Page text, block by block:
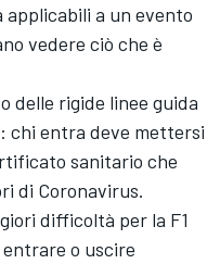
a un evento
vedere ciò che è
delle rigide linee guida
chi entra deve mettersi
sanitario che
di Coronavirus.
difficoltà per la F1
o uscire